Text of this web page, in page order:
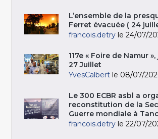
L’ensemble de la
Ferret évacuée ( 24
francois.detry le 24/07/
117e « Foire de Namur »,
27 Juillet
YvesCalbert le 08/07/
Le 300 ECBR asbl a
reconstitution de la
Guerre mondiale à
francois.detry le 22/07/